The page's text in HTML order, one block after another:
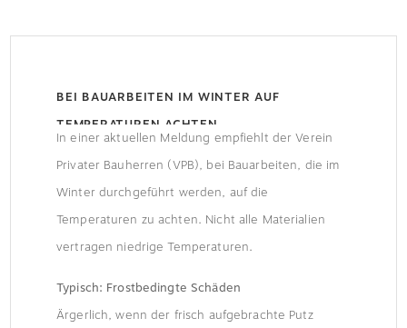
BEI BAUARBEITEN IM WINTER AUF
TEMPERATUREN ACHTEN
In einer aktuellen Meldung empfiehlt der Verein
Privater Bauherren (VPB), bei Bauarbeiten, die im
Winter durchgeführt werden, auf die
Temperaturen zu achten. Nicht alle Materialien
vertragen niedrige Temperaturen.
Typisch: Frostbedingte Schäden
Ärgerlich, wenn der frisch aufgebrachte Putz